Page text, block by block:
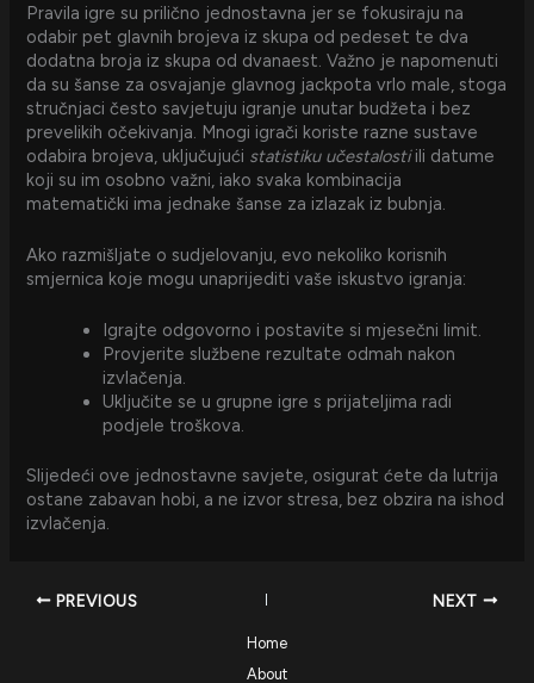
Pravila igre su prilično jednostavna jer se fokusiraju na
odabir pet glavnih brojeva iz skupa od pedeset te dva
dodatna broja iz skupa od dvanaest. Važno je napomenuti
da su šanse za osvajanje glavnog jackpota vrlo male, stoga
stručnjaci često savjetuju igranje unutar budžeta i bez
prevelikih očekivanja. Mnogi igrači koriste razne sustave
odabira brojeva, uključujući statistiku učestalostiili datume
koji su im osobno važni, iako svaka kombinacija
matematički ima jednake šanse za izlazak iz bubnja.
Ako razmišljate o sudjelovanju, evo nekoliko korisnih
smjernica koje mogu unaprijediti vaše iskustvo igranja:
Igrajte odgovorno i postavite si mjesečni limit.
Provjerite službene rezultate odmah nakon
izvlačenja.
Uključite se u grupne igre s prijateljima radi
podjele troškova.
Slijedeći ove jednostavne savjete, osigurat ćete da lutrija
ostane zabavan hobi, a ne izvor stresa, bez obzira na ishod
izvlačenja.
PREVIOUS NEXT
Home
About